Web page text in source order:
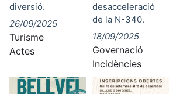
diversió.
26/09/2025
Turisme
Actes
desacceleració
de la N-340.
18/09/2025
Governació
Incidències